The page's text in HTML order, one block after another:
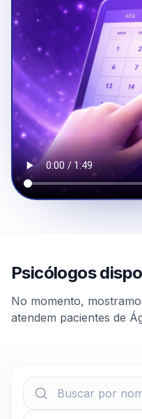
Psicólogos
No momento,
atendem pacientes de